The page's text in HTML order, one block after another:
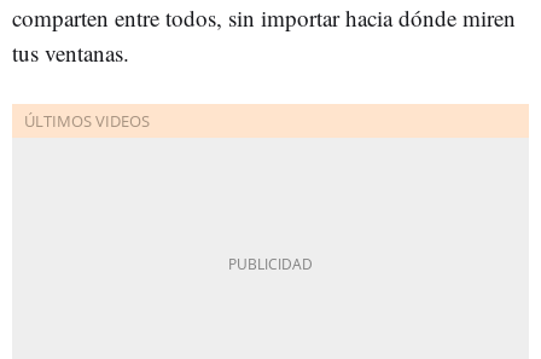
comparten entre todos, sin importar hacia dónde miren
tus ventanas.